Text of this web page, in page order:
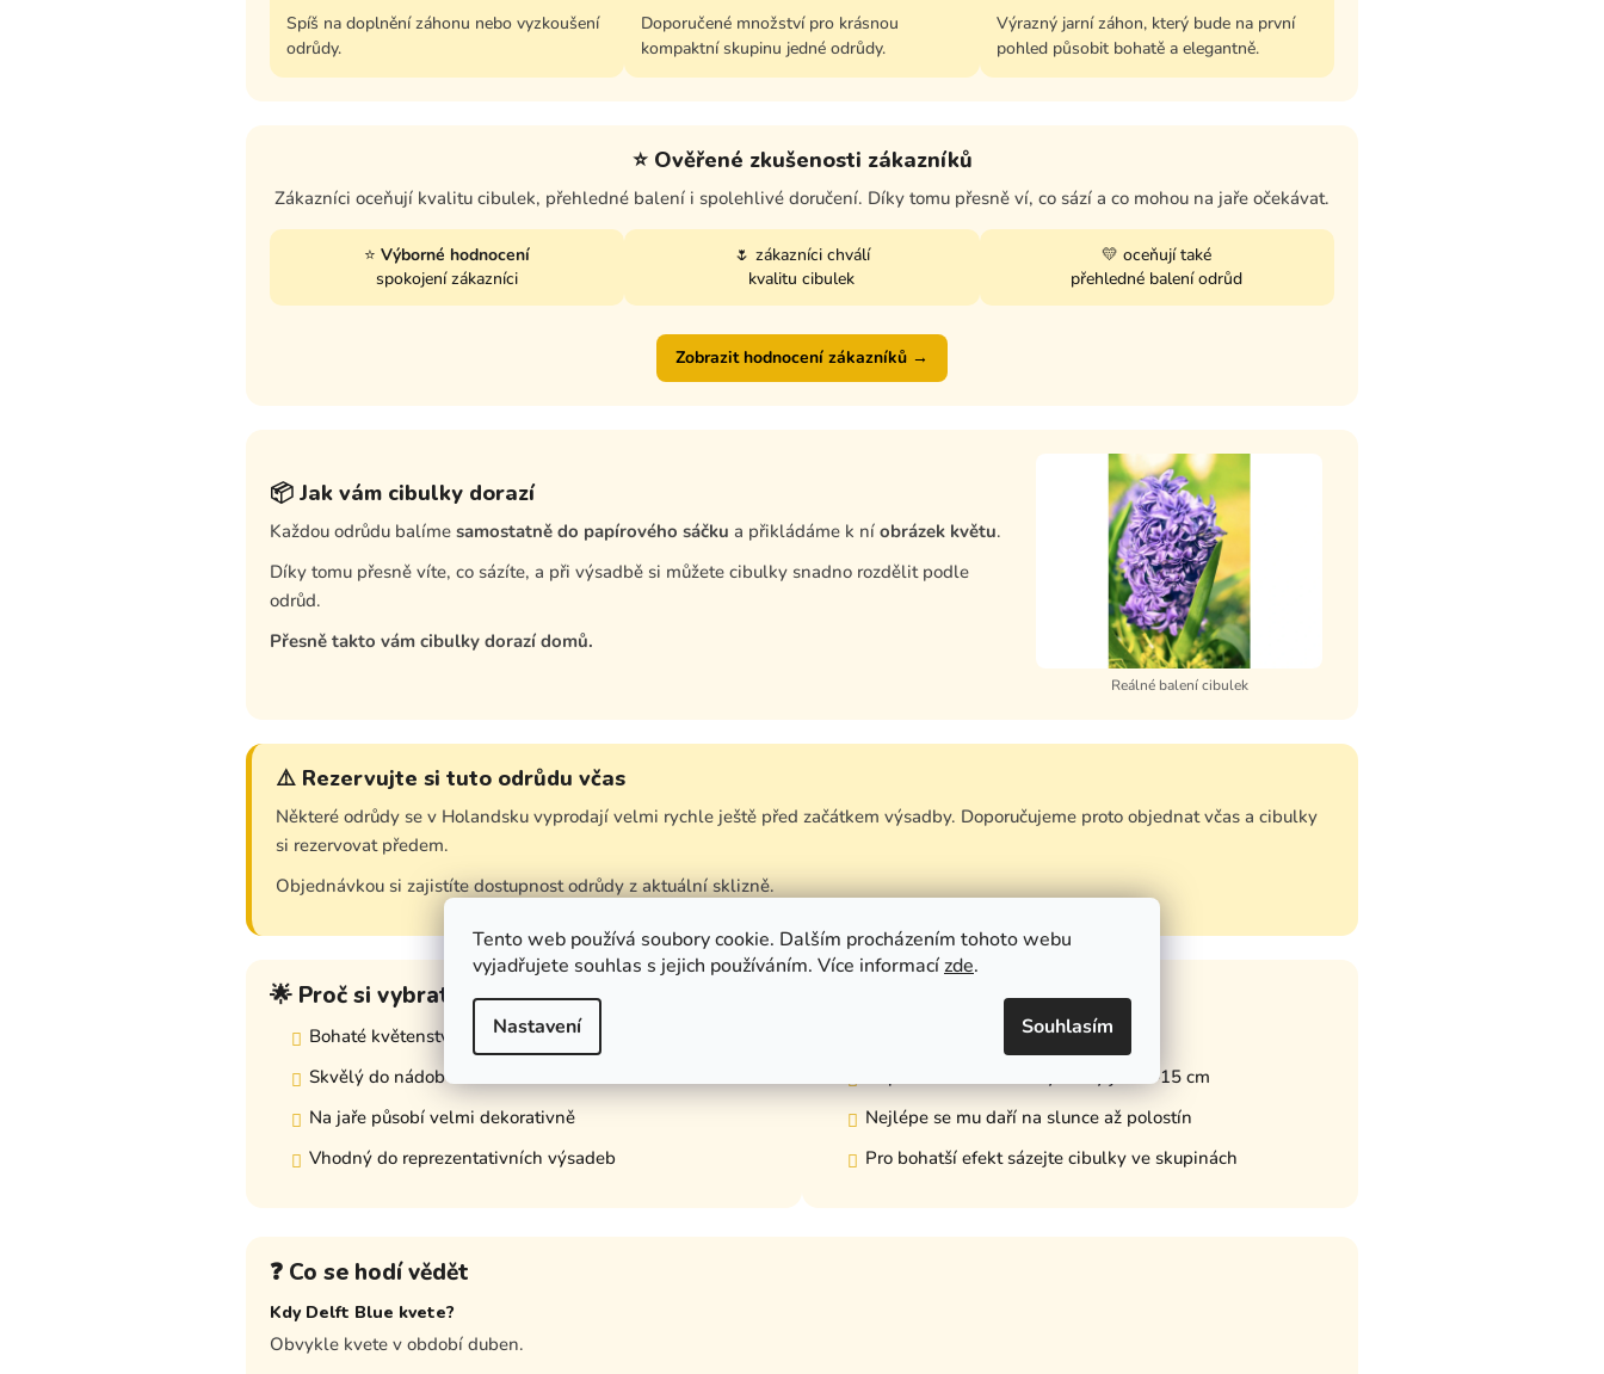
Tento web používá soubory cookie. Dalším procházením tohoto webu
vyjadřujete souhlas s jejich používáním. Více informacízde.
Nastavení Souhlasím
Spíš na doplnění záhonu nebo vyzkoušení
odrůdy.
Doporučené množství pro krásnou
kompaktní skupinu jedné odrůdy.
Výrazný jarní záhon, který bude na první
pohled působit bohatě a elegantně.
⭐ Ověřené zkušenosti zákazníků
Zákazníci oceňují kvalitu cibulek, přehledné balení i spolehlivé doručení. Díky tomu přesně ví, co sází a co mohou na jaře očekávat.
⭐Výborné hodnocení
spokojení zákazníci
🌷 zákazníci chválí
kvalitu cibulek
💛 oceňují také
přehledné balení odrůd
Zobrazit hodnocení zákazníků →
📦 Jak vám cibulky dorazí
Každou odrůdu balíme samostatně do papírového sáčku a přikládáme k ní obrázek květu.
Díky tomu přesně víte, co sázíte, a při výsadbě si můžete cibulky snadno rozdělit podle
odrůd.
Přesně takto vám cibulky dorazí domů.
Reálné balení cibulek
⚠️ Rezervujte si tuto odrůdu včas
Některé odrůdy se v Holandsku vyprodají velmi rychle ještě před začátkem výsadby. Doporučujeme proto objednat včas a cibulky
si rezervovat předem.
Objednávkou si zajistíte dostupnost odrůdy z aktuální sklizně.
🌟 Proč si vybrat tuto odrůdu?
Bohaté květenství a výrazný efekt
Skvělý do nádob i do záhonů
Na jaře působí velmi dekorativně
Vhodný do reprezentativních výsadeb
🧑‍🌾 Tipy na pěstování
Sázejte od září do listopadu
Doporučená hloubka výsadby je 10–15 cm
Nejlépe se mu daří na slunce až polostín
Pro bohatší efekt sázejte cibulky ve skupinách
❓ Co se hodí vědět
Kdy Delft Blue kvete?
Obvykle kvete v období duben.